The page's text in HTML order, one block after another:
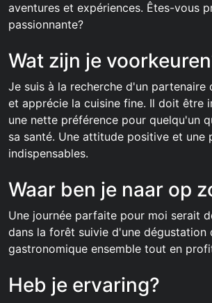
aventures et expériences. Êtes-vous
passionnante?
Wat zijn je
Je suis à la recherche d'un
et apprécie la cuisine fine. Il doit être
une nette préférence pour quelqu'un
sa santé. Une attitude positive et une
indispensables.
Waar ben je naar op
Une journée parfaite pour moi serait
dans la forêt suivie d'une dégustation
gastronomique ensemble tout en
Heb je ervaring?